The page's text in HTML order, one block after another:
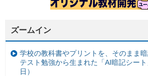
ズームイン
学校の教科書やプリントを、そのまま
テスト勉強から生まれた「AI暗記シー
日）